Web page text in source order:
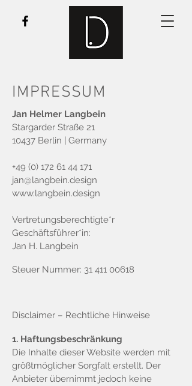
IMPRESSUM
Jan Helmer Langbein
Stargarder Straße 21
10437 Berlin | Germany
+49 (0) 172 61 44 171
jan@langbein.design
www.langbein.design
Vertretungsberechtigte*r
Geschäftsführer*in:
Jan H. Langbein
Steuer Nummer: 31 411 00618
Disclaimer – Rechtliche Hinweise
1. Haftungsbeschränkung
Die Inhalte dieser Website werden mit
größtmöglicher Sorgfalt erstellt. Der
Anbieter übernimmt jedoch keine